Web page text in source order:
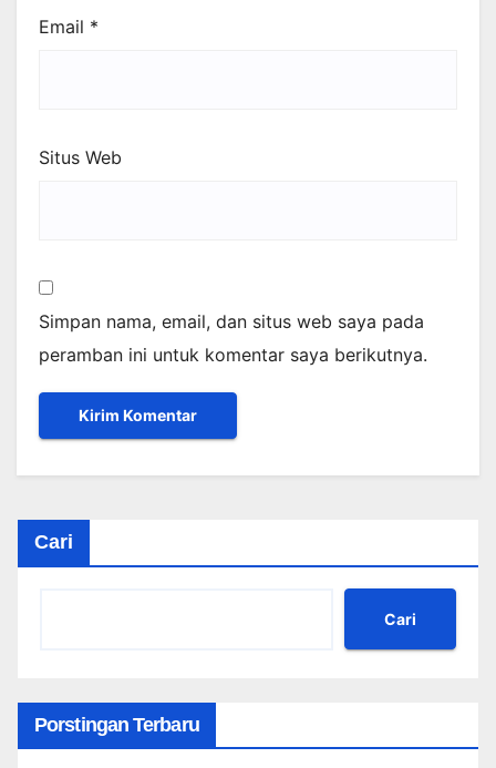
Email *
Situs Web
Simpan nama, email, dan situs web saya pada
peramban ini untuk komentar saya berikutnya.
Cari
Cari
Porstingan Terbaru